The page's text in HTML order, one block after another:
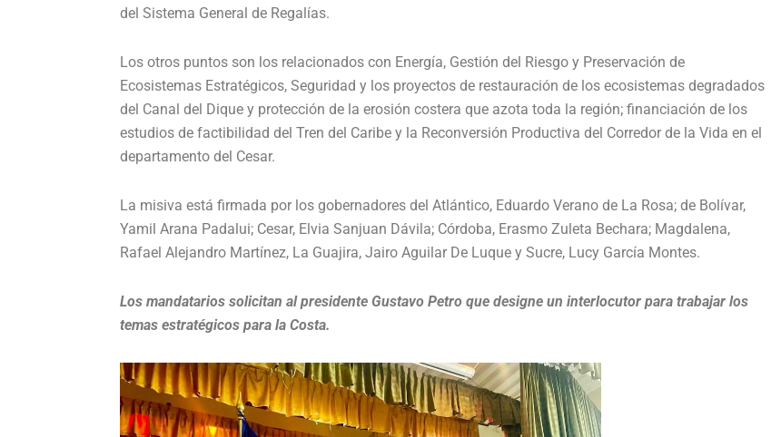
del Sistema General de Regalías.
Los otros puntos son los relacionados con Energía, Gestión del Riesgo y Preservación de
Ecosistemas Estratégicos, Seguridad y los proyectos de restauración de los ecosistemas degradados
del Canal del Dique y protección de la erosión costera que azota toda la región; financiación de los
estudios de factibilidad del Tren del Caribe y la Reconversión Productiva del Corredor de la Vida en el
departamento del Cesar.
La misiva está firmada por los gobernadores del Atlántico, Eduardo Verano de La Rosa; de Bolívar,
Yamil Arana Padalui; Cesar, Elvia Sanjuan Dávila; Córdoba, Erasmo Zuleta Bechara; Magdalena,
Rafael Alejandro Martínez, La Guajira, Jairo Aguilar De Luque y Sucre, Lucy García Montes.
Los mandatarios solicitan al presidente Gustavo Petro que designe un interlocutor para trabajar los
temas estratégicos para la Costa.